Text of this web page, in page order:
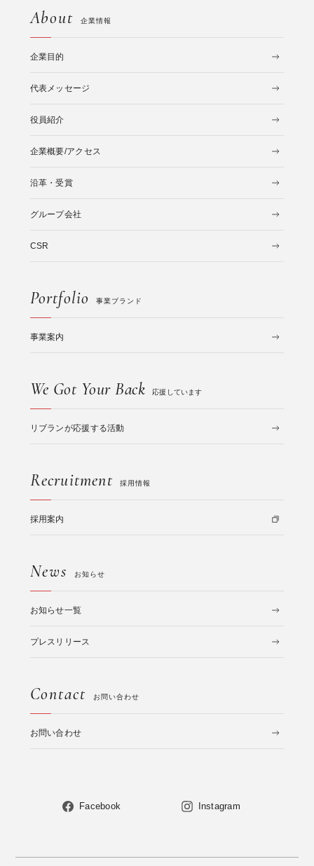
About 企業情報
企業目的
代表メッセージ
役員紹介
企業概要/アクセス
沿革・受賞
グループ会社
CSR
Portfolio 事業ブランド
事業案内
We Got Your Back 応援しています
リブランが応援する活動
Recruitment 採用情報
採用案内
News お知らせ
お知らせ一覧
プレスリリース
Contact お問い合わせ
お問い合わせ
Facebook Instagram